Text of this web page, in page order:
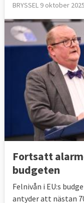
BRYSSEL 9 oktober 2025
Fortsatt
budgeten
Felnivån i EU:s
antyder att nästan